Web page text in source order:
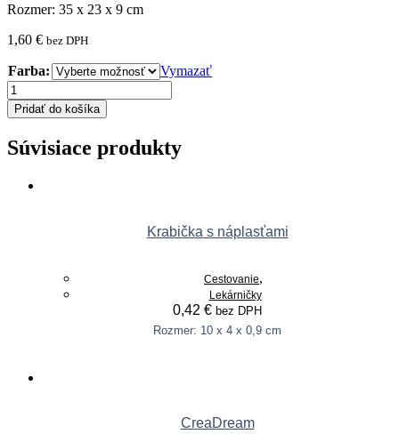
Rozmer: 35 x 23 x 9 cm
1,60 € bez DPH
Farba:
Vymazať
množstvo
Nafukovací
cestovný
vankúš
Pridať do košíka
Súvisiace produkty
Krabička s náplasťami
Cestovanie,
Lekárničky
0,42 € bez DPH
Rozmer: 10 x 4 x 0,9 cm
CreaDream